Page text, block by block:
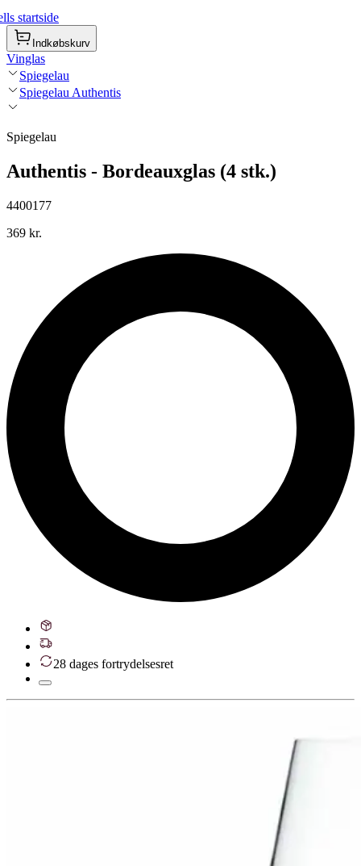
startside
Indkøbskurv
Vinglas
Spiegelau
Spiegelau Authentis
Spiegelau
Authentis - Bordeauxglas (4 stk.)
4400177
369 kr.
28 dages fortrydelsesret